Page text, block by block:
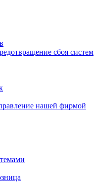
сбоя систем
нашей фирмой